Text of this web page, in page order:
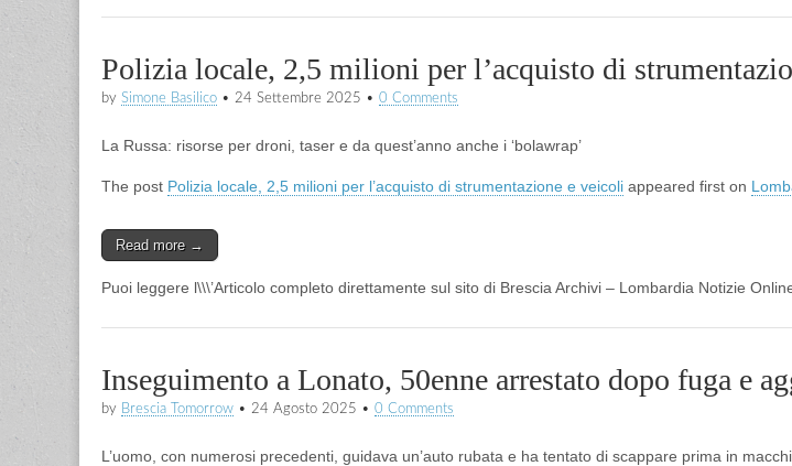
Polizia locale, 2,5 milioni per l’acquisto di
by Simone Basilico • 24 Settembre 2025 • 0 Comments
La Russa: risorse per droni, taser e da quest’anno anche i ‘bolawrap’
The post Polizia locale, 2,5 milioni per l’acquisto di strumentazione e veicoli appeared first on
Read more →
Puoi leggere l\\\’Articolo completo direttamente sul sito di Brescia Archivi – Lombardia Notizie
Inseguimento a Lonato, 50enne arrestato dopo fuga e
by Brescia Tomorrow • 24 Agosto 2025 • 0 Comments
L’uomo, con numerosi precedenti, guidava un’auto rubata e ha tentato di scappare prima in